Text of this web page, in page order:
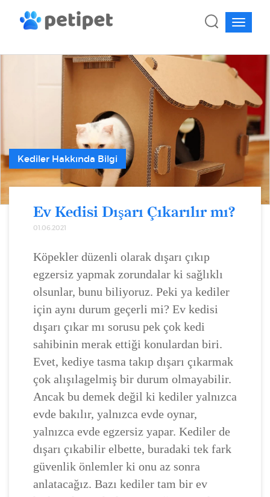
Kediler Hakkında Bilgi
Ev Kedisi Dışarı Çıkarılır mı?
01.06.2021
Köpekler düzenli olarak dışarı çıkıp
egzersiz yapmak zorundalar ki sağlıklı
olsunlar, bunu biliyoruz. Peki ya kediler
için aynı durum geçerli mi? Ev kedisi
dışarı çıkar mı sorusu pek çok kedi
sahibinin merak ettiği konulardan biri.
Evet, kediye tasma takıp dışarı çıkarmak
çok alışılagelmiş bir durum olmayabilir.
Ancak bu demek değil ki kediler yalnızca
evde bakılır, yalnızca evde oynar,
yalnızca evde egzersiz yapar. Kediler de
dışarı çıkabilir elbette, buradaki tek fark
güvenlik önlemler ki onu az sonra
anlatacağız. Bazı kediler tam bir ev